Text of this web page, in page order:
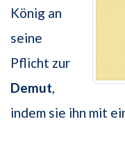
König an
seine
Pflicht zur
Demut,
indem sie ihn mit